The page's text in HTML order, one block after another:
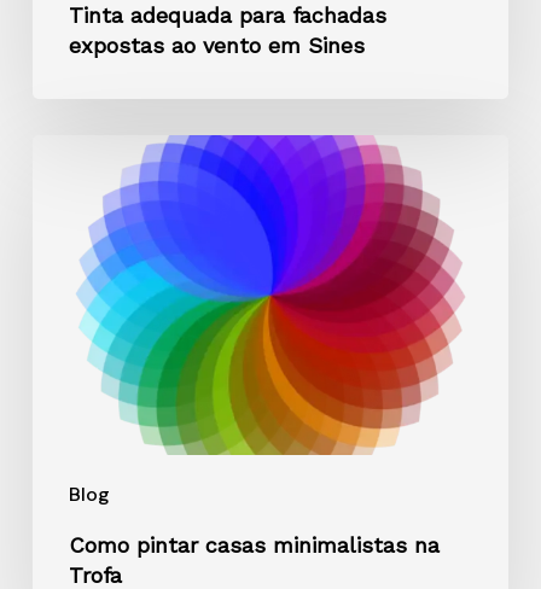
Tinta adequada para fachadas
expostas ao vento em Sines
Blog
minimalistas
Trofa
Como pintar casas minimalistas na
Trofa